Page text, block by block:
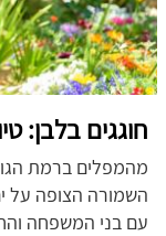
חוגגים בלבן:
מהמפלים ברמת
השמורה הצופה על
עם בני המשפחה